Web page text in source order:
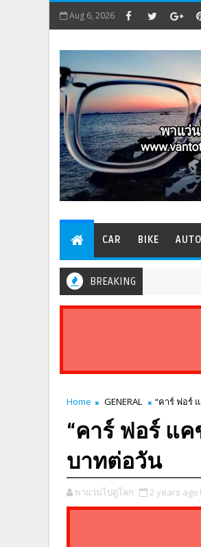
Aug 6, 2026
CAR BIKE
BREAKING
Home GENERAL “คาร์ ฟอร์
“คาร์ ฟอร์ แ
บาทต่อวัน
พาแว่นไปดูโลก 2 years ago